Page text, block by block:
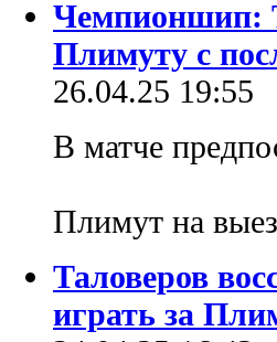
Чемпионшип:
Плимуту с
26.04.25 19:55
В матче
Плимут на
Таловеров
играть за